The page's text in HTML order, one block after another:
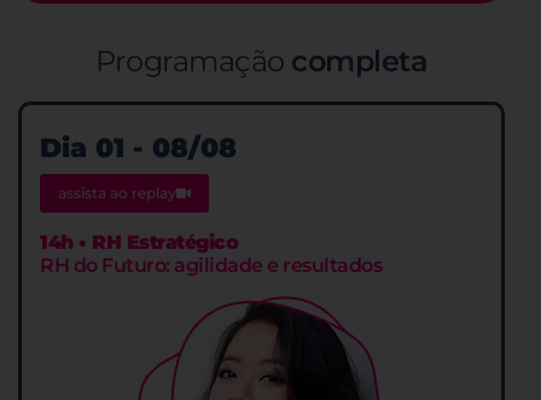
Programação completa
Dia 01 - 08/08
assista ao replay
14h • RH Estratégico
RH do Futuro: agilidade e resultados